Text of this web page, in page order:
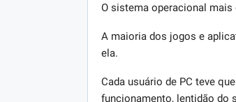
O sistema operacional
A maioria dos jogos e
ela.
Cada usuário de PC teve
funcionamento, lentidão do